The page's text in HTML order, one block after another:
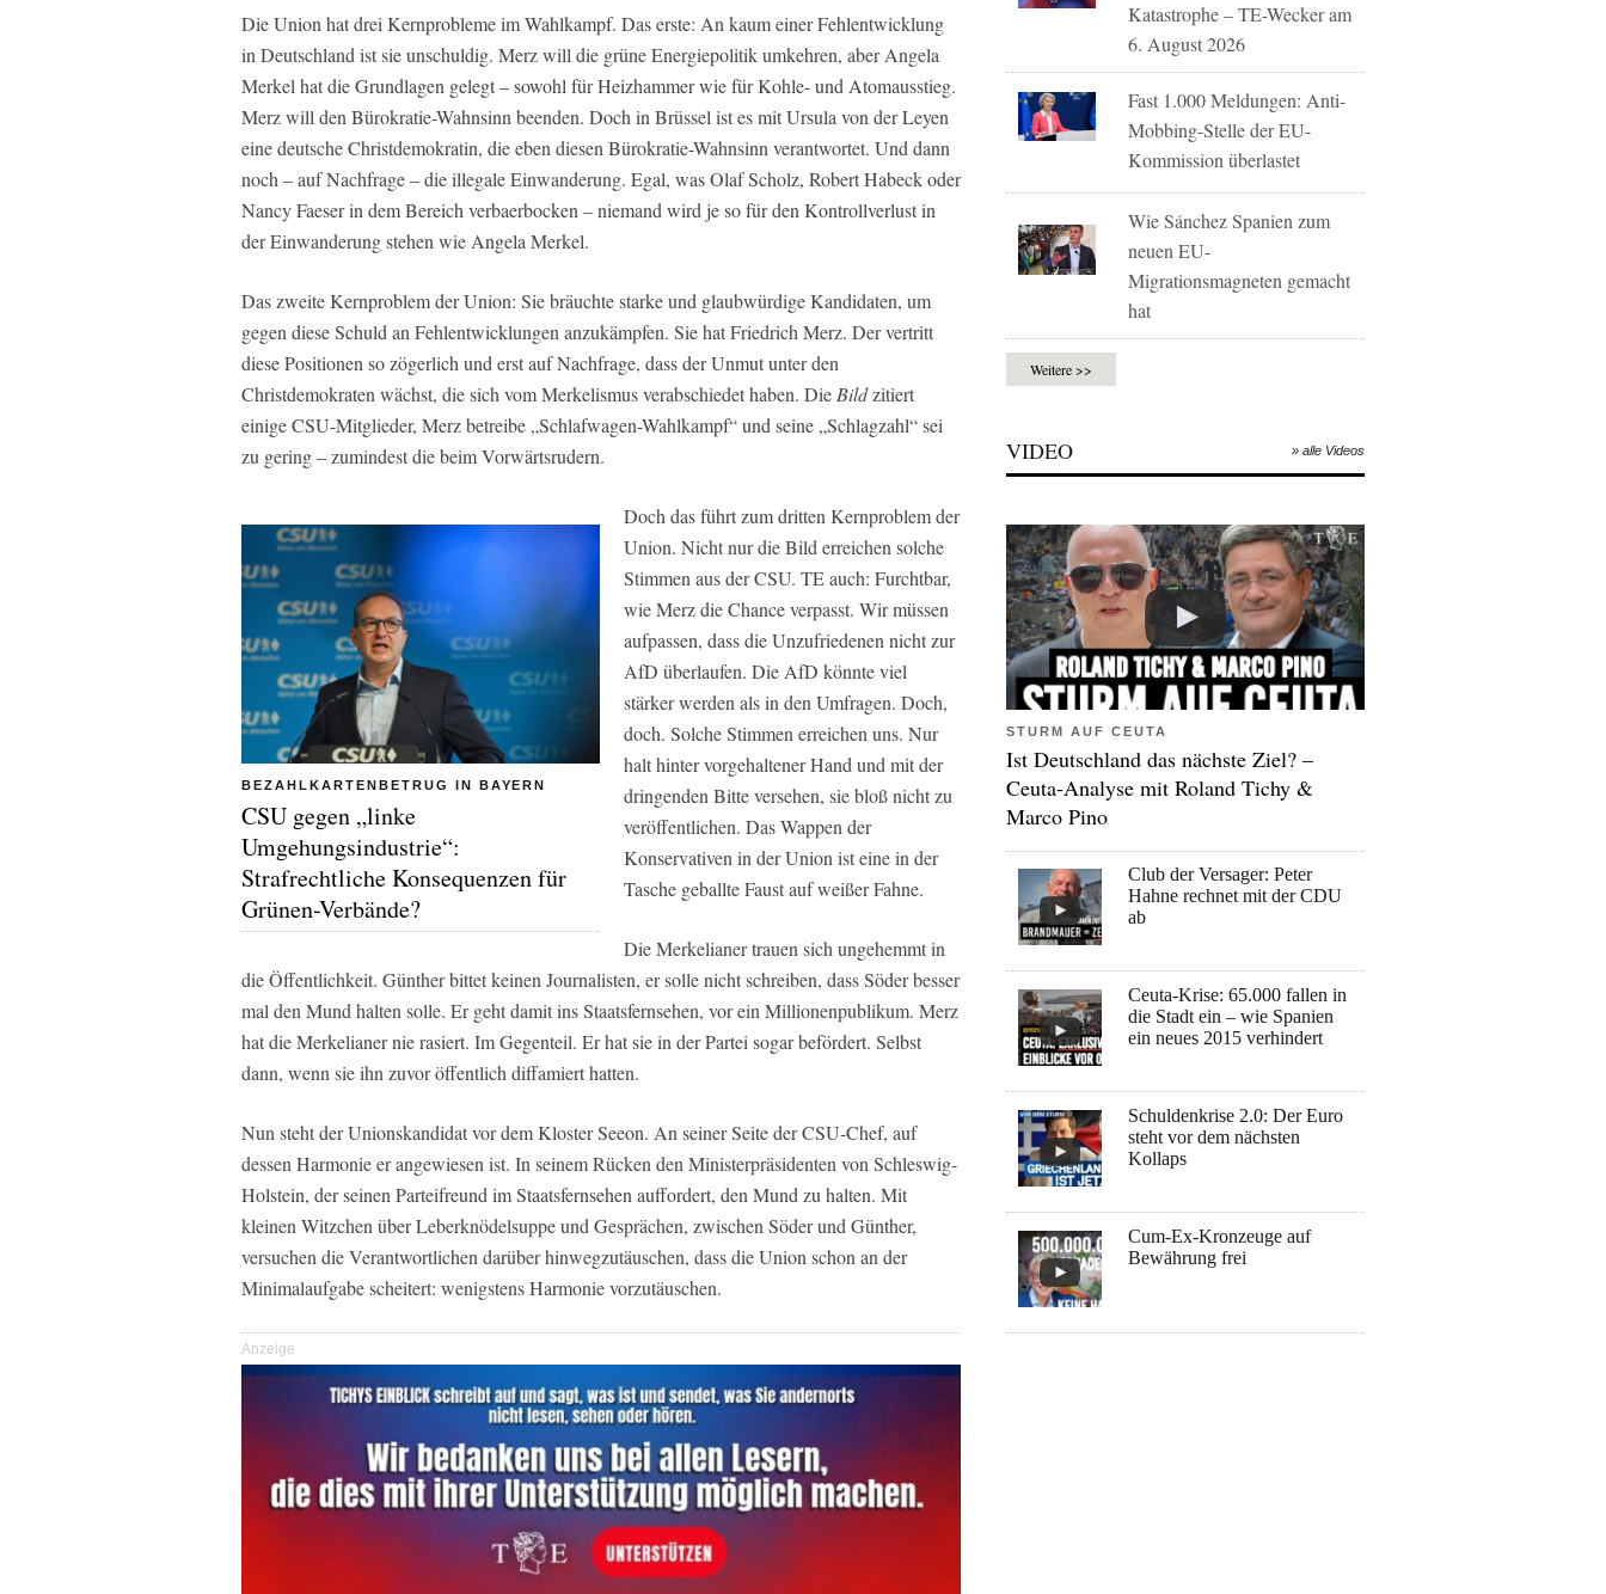
Die Union hat drei Kernprobleme im Wahlkampf. Das erste: An kaum einer Fehlentwicklung
in Deutschland ist sie unschuldig. Merz will die grüne Energiepolitik umkehren, aber Angela
Merkel hat die Grundlagen gelegt – sowohl für Heizhammer wie für Kohle- und Atomausstieg.
Merz will den Bürokratie-Wahnsinn beenden. Doch in Brüssel ist es mit Ursula von der Leyen
eine deutsche Christdemokratin, die eben diesen Bürokratie-Wahnsinn verantwortet. Und dann
noch – auf Nachfrage – die illegale Einwanderung. Egal, was Olaf Scholz, Robert Habeck oder
Nancy Faeser in dem Bereich verbaerbocken – niemand wird je so für den Kontrollverlust in
der Einwanderung stehen wie Angela Merkel.
Das zweite Kernproblem der Union: Sie bräuchte starke und glaubwürdige Kandidaten, um
gegen diese Schuld an Fehlentwicklungen anzukämpfen. Sie hat Friedrich Merz. Der vertritt
diese Positionen so zögerlich und erst auf Nachfrage, dass der Unmut unter den
Christdemokraten wächst, die sich vom Merkelismus verabschiedet haben. Die Bildzitiert
einige CSU-Mitglieder, Merz betreibe „Schlafwagen-Wahlkampf“ und seine „Schlagzahl“ sei
zu gering – zumindest die beim Vorwärtsrudern.
BEZAHLKARTENBETRUG IN BAYERN
CSU gegen „linke
Umgehungsindustrie“:
Strafrechtliche Konsequenzen für
Grünen-Verbände?
Doch das führt zum dritten Kernproblem der
Union. Nicht nur dieBild erreichen solche
Stimmen aus der CSU. TEauch: Furchtbar,
wie Merz die Chance verpasst. Wir müssen
aufpassen, dass die Unzufriedenen nicht zur
AfD überlaufen. Die AfD könnte viel
stärker werden als in den Umfragen. Doch,
doch. Solche Stimmen erreichen uns. Nur
halt hinter vorgehaltener Hand und mit der
dringenden Bitte versehen, sie bloß nicht zu
veröffentlichen. Das Wappen der
Konservativen in der Union ist eine in der
Tasche geballte Faust auf weißer Fahne.
Die Merkelianer trauen sich ungehemmt in
die Öffentlichkeit. Günther bittet keinen Journalisten, er solle nicht schreiben, dass Söder besser
mal den Mund halten solle. Er geht damit ins Staatsfernsehen, vor ein Millionenpublikum. Merz
hat die Merkelianer nie rasiert. Im Gegenteil. Er hat sie in der Partei sogar befördert. Selbst
dann, wenn sie ihn zuvor öffentlich diffamiert hatten.
Nun steht der Unionskandidat vor dem Kloster Seeon. An seiner Seite der CSU-Chef, auf
dessen Harmonie er angewiesen ist. In seinem Rücken den Ministerpräsidenten von Schleswig-
Holstein, der seinen Parteifreund im Staatsfernsehen auffordert, den Mund zu halten. Mit
kleinen Witzchen über Leberknödelsuppe und Gesprächen, zwischen Söder und Günther,
versuchen die Verantwortlichen darüber hinwegzutäuschen, dass die Union schon an der
Minimalaufgabe scheitert: wenigstens Harmonie vorzutäuschen.
Anzeige
Katastrophe – TE-Wecker am
6. August 2026
Fast 1.000 Meldungen: Anti-
Mobbing-Stelle der EU-
Kommission überlastet
Wie Sánchez Spanien zum
neuen EU-
Migrationsmagneten gemacht
hat
Weitere >>
VIDEO » alle Videos
STURM AUF CEUTA
Ist Deutschland das nächste Ziel? –
Ceuta-Analyse mit Roland Tichy &
Marco Pino
Club der Versager: Peter
Hahne rechnet mit der CDU
ab
Ceuta-Krise: 65.000 fallen in
die Stadt ein – wie Spanien
ein neues 2015 verhindert
Schuldenkrise 2.0: Der Euro
steht vor dem nächsten
Kollaps
Cum-Ex-Kronzeuge auf
Bewährung frei